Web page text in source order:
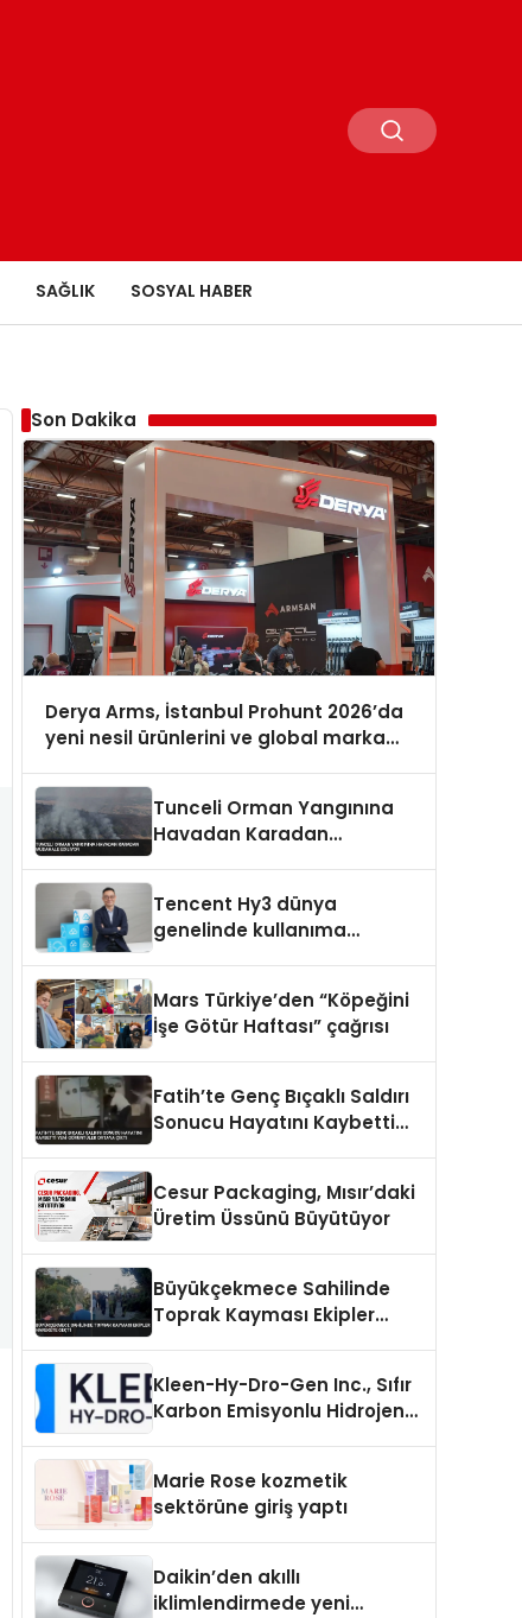
SAĞLIK SOSYAL HABER
Son Dakika
Derya Arms, İstanbul Prohunt 2026’da
yeni nesil ürünlerini ve global marka
Tunceli Orman Yangınına
Havadan Karadan
Tencent Hy3 dünya
genelinde kullanıma
Mars Türkiye’den “Köpeğini
İşe Götür Haftası” çağrısı
Fatih’te Genç Bıçaklı Saldırı
Sonucu Hayatını Kaybetti
Cesur Packaging, Mısır’daki
Üretim Üssünü Büyütüyor
Büyükçekmece Sahilinde
Toprak Kayması Ekipler
Kleen-Hy-Dro-Gen Inc., Sıfır
Karbon Emisyonlu Hidrojen
Aldı
Marie Rose kozmetik
sektörüne giriş yaptı
Daikin’den akıllı
iklimlendirmede yeni